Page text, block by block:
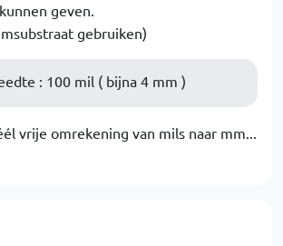
geven.
gebruiken)
: 100 mil ( bijna 4 mm )
vrije omrekening van mils naar mm...